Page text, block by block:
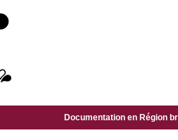
Documentation en Région